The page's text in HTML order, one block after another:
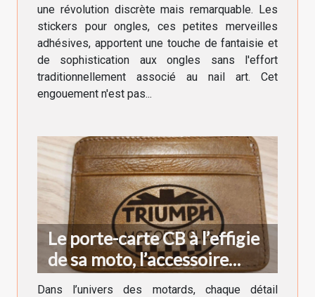
une révolution discrète mais remarquable. Les
stickers pour ongles, ces petites merveilles
adhésives, apportent une touche de fantaisie et
de sophistication aux ongles sans l'effort
traditionnellement associé au nail art. Cet
engouement n'est pas...
Le porte-carte CB à l’effigie
de sa moto, l’accessoire
indispensable du motard
Dans l’univers des motards, chaque détail